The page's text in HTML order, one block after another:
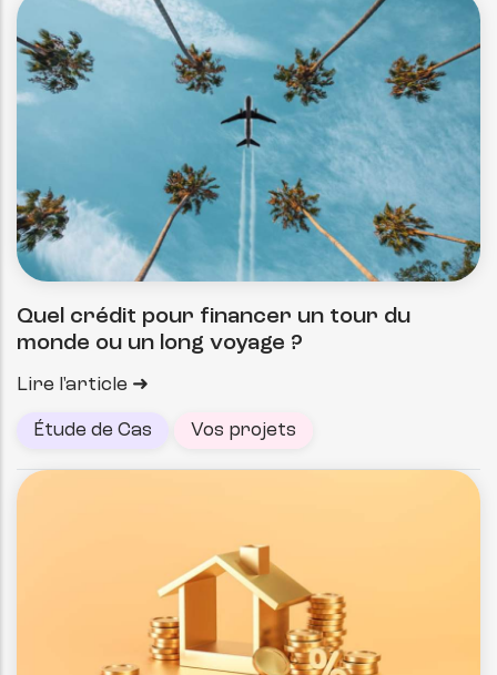
Quel crédit pour financer un tour du
monde ou un long voyage ?
Lire l'article
Étude de Cas Vos projets